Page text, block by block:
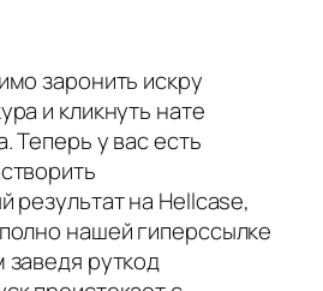
заронить искру
и кликнуть нате
Теперь у вас есть
результат на Hellcase,
нашей гиперссылке
руткод